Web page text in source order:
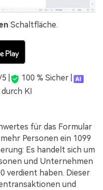
Schaltfläche.
|
100 % Sicher |
KI
für das Formular
Personen ein 1099
Es handelt sich um
und Unternehmen
verdient haben. Dieser
und